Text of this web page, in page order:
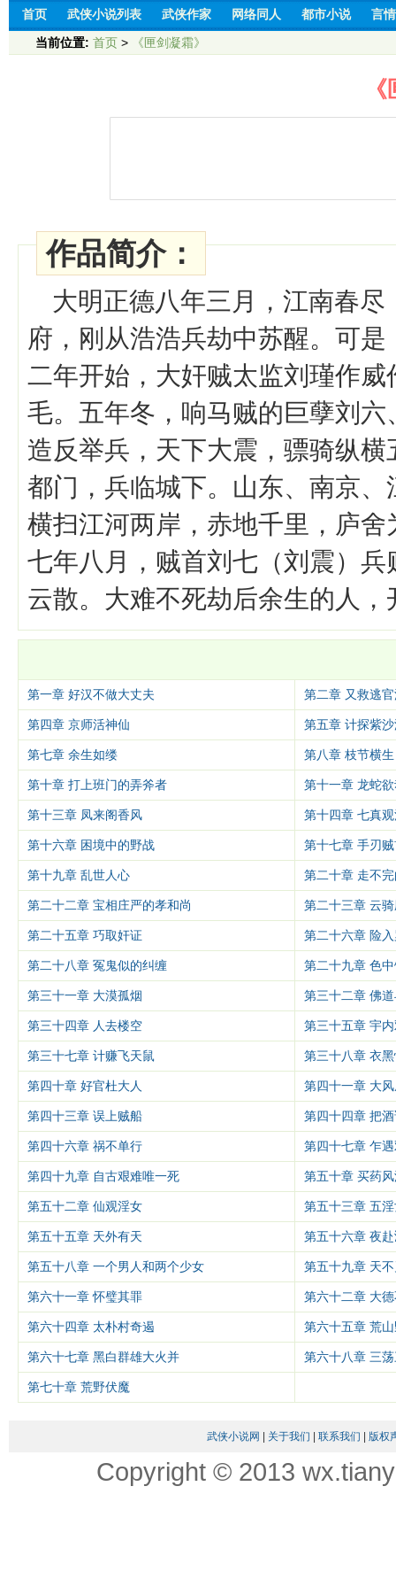
首页 武侠小说列表 武侠作家 网络同人 都市小说 言
当前位置: 首页 > 《匣剑凝霜》
作品简介：
大明正德八年三月，江南春
府，刚从浩浩兵劫中苏醒。可
二年开始，大奸贼太监刘瑾作
毛。五年冬，响马贼的巨孽刘
造反举兵，天下大震，骠骑纵
都门，兵临城下。山东、南京
横扫江河两岸，赤地千里，庐
七年八月，贼首刘七（刘震）
云散。大难不死劫后余生的人
第一章 好汉不做大丈夫 第二章 又救逃
第四章 京师活神仙 第五章 计探紫
第七章 余生如缕 第八章 枝节横生
第十章 打上班门的弄斧者 第十一章 龙蛇
第十三章 凤来阁香风 第十四章 七真
第十六章 困境中的野战 第十七章 手刃
第十九章 乱世人心 第二十章 走不
第二十二章 宝相庄严的孝和尚 第二十三章 云
第二十五章 巧取奸证 第二十六章 险
第二十八章 冤鬼似的纠缠 第二十九章 色
第三十一章 大漠孤烟 第三十二章 佛
第三十四章 人去楼空 第三十五章 宇
第三十七章 计赚飞天鼠 第三十八章 衣
第四十章 好官杜大人 第四十一章 大
第四十三章 误上贼船 第四十四章 把
第四十六章 祸不单行 第四十七章 乍
第四十九章 自古艰难唯一死 第五十章 买药
第五十二章 仙观淫女 第五十三章 五
第五十五章 天外有天 第五十六章 夜
第五十八章 一个男人和两个少女 第五十九章 天
第六十一章 怀璧其罪 第六十二章 大
第六十四章 太朴村奇遏 第六十五章 荒
第六十七章 黑白群雄大火并 第六十八章 三
第七十章 荒野伏魔
武侠小说网 关于我们 联系我们 版权
Copyright © 2013